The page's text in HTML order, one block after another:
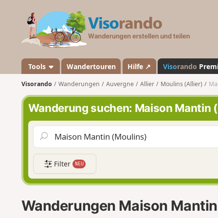
a
n
d
o
Tools Wandertouren Hilfe ↗ Visorando
Visorando Wanderungen Auvergne Allier Moulins (Allier)
Wanderung suchen: Maison Mantin
Filter NEU
Wanderungen Maison